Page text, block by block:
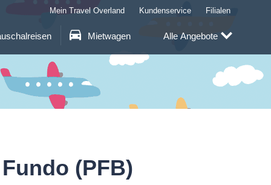
Mietwagen
Mein Travel Overland Kundenservice Filialen
Alle Angebote
(PFB)